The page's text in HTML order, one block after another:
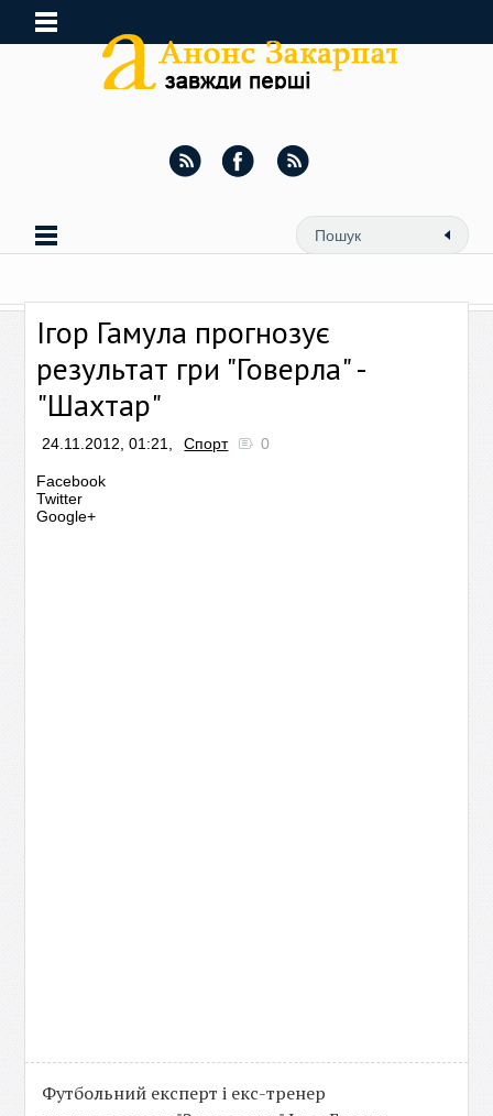
Ігор Гамула прогнозує
результат гри "Говерла" -
"Шахтар"
24.11.2012, 01:21, Спорт 0
Facebook
Twitter
Google+
Футбольний експерт і екс-тренер